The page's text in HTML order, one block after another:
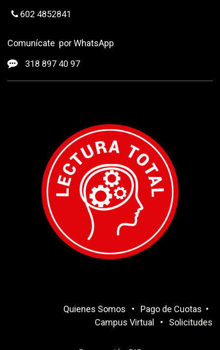
602 4852841
Comunícate por WhatsApp
318 ​897 40 97
Quienes Somos • Pago de Cuotas •
Campus Virtual
• Solicitudes​